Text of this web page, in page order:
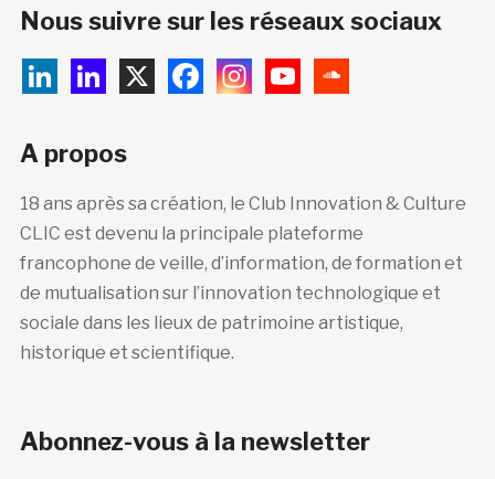
Nous suivre sur les réseaux sociaux
A propos
18 ans après sa création, le Club Innovation & Culture
CLIC est devenu la principale plateforme
francophone de veille, d’information, de formation et
de mutualisation sur l’innovation technologique et
sociale dans les lieux de patrimoine artistique,
historique et scientifique.
Abonnez-vous à la newsletter